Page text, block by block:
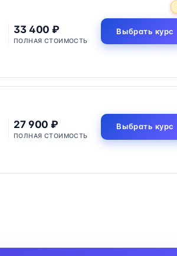
33 400 ₽
ПОЛНАЯ СТОИМОСТЬ
Выбрать курс
27 900 ₽
ПОЛНАЯ СТОИМОСТЬ
Выбрать курс